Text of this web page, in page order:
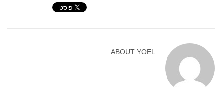
ABOUT YOEL